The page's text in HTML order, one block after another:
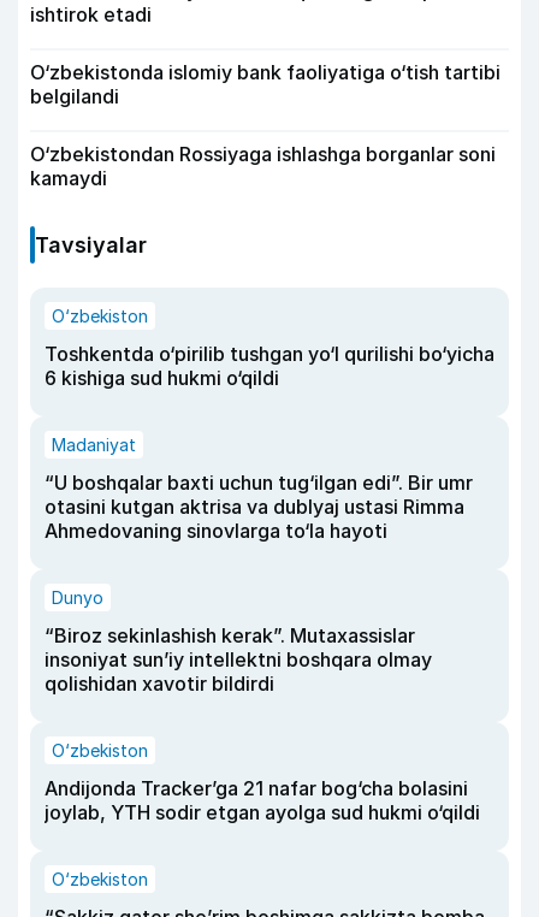
ishtirok etadi
O‘zbekistonda islomiy bank faoliyatiga o‘tish tartibi
belgilandi
O‘zbekistondan Rossiyaga ishlashga borganlar soni
kamaydi
Tavsiyalar
O‘zbekiston
Toshkentda o‘pirilib tushgan yo‘l qurilishi bo‘yicha
6 kishiga sud hukmi o‘qildi
Madaniyat
“U boshqalar baxti uchun tug‘ilgan edi”. Bir umr
otasini kutgan aktrisa va dublyaj ustasi Rimma
Ahmedovaning sinovlarga to‘la hayoti
Dunyo
“Biroz sekinlashish kerak”. Mutaxassislar
insoniyat sun’iy intellektni boshqara olmay
qolishidan xavotir bildirdi
O‘zbekiston
Andijonda Tracker’ga 21 nafar bog‘cha bolasini
joylab, YTH sodir etgan ayolga sud hukmi o‘qildi
O‘zbekiston